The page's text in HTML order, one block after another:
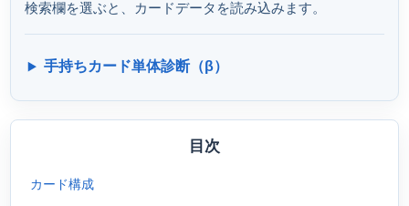
検索欄を選ぶと、カードデータを読み込みます。
手持ちカード単体診断（β）
目次
カード構成